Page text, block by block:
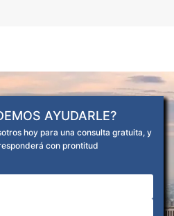
AYUDARLE?
hoy para una consulta gratuita, y
con prontitud